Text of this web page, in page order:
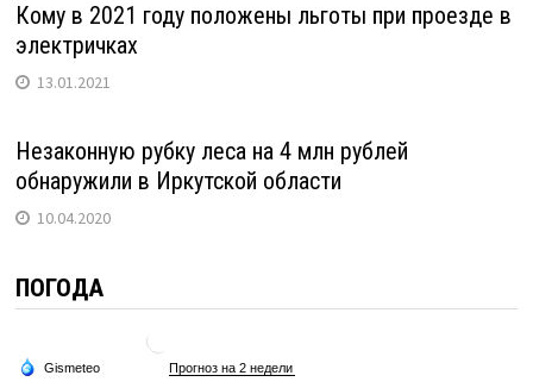
Кому в 2021 году положены льготы при проезде в
электричках
13.01.2021
Незаконную рубку леса на 4 млн рублей
обнаружили в Иркутской области
10.04.2020
ПОГОДА